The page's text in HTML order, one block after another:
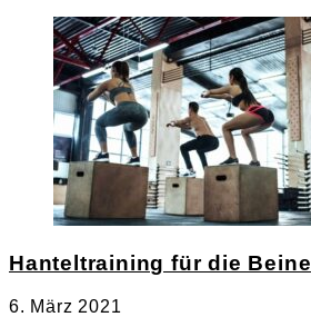
Hanteltraining für die Beine
6. März 2021